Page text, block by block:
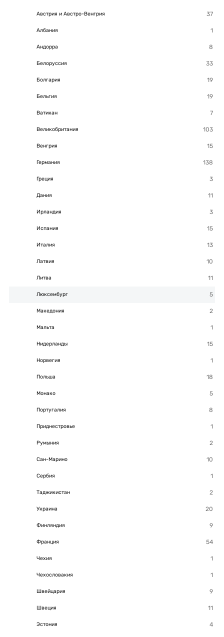
Австрия и Австро-Венгрия
Албания
Андорра
Белоруссия
Болгария
Бельгия
Ватикан
Великобритания
Венгрия
Германия
Греция
Дания
Ирландия
Испания
Италия
Латвия
Литва
Люксембург
Македония
Мальта
Нидерланды
Норвегия
Польша
Монако
Португалия
Приднестровье
Румыния
Сан-Марино
Сербия
Таджикистан
Украина
Финляндия
Франция
Чехия
Чехословакия
Швейцария
Швеция
Эстония